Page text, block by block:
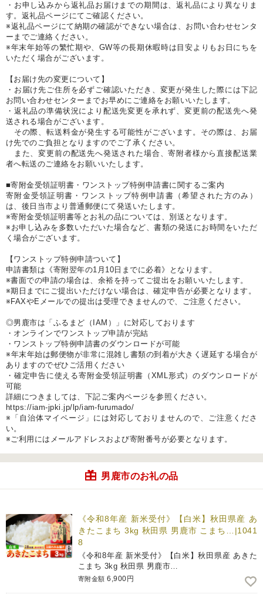
・お申し込みから返礼品お届けまでの期間は、返礼品により異なりま
す。返礼品ページにてご確認ください。
※返礼品ページにて納期の確認ができない場合は、お問い合わせセンタ
ーまでご連絡ください。
※年末年始等の繁忙期や、GW等の長期休暇時は目安よりもお日にちを
いただく場合がございます。
【お届け先の変更について】
・お届け先ご住所を必ずご確認いただき、変更が発生した際には下記
お問い合わせセンターまでお早めにご連絡をお願いいたします。
・返礼品の準備状況により配送先変更を承れず、変更前の配送先へ発
送される場合がございます。
その際、転送料金が発生する可能性がございます。その際は、お届
け先でのご負担となりますのでご了承ください。
また、変更前の配送先へ発送された場合、寄附者様から直接配送業
者へ転送のご連絡をお願いいたします。
■寄附金受領証明書・ワンストップ特例申請書に関するご案内
寄附金受領証明書・ワンストップ特例申請書（希望された方のみ）
は、後日当市より普通郵便にて発送いたします。
※寄附金受領証明書等とお礼の品については、別送となります。
※お申し込みを多数いただいた場合など、書類の発送にお時間をいただ
く場合がございます。
【ワンストップ特例申請ついて】
申請書類は《寄附翌年の1月10日までに必着》となります。
※書面での申請の場合は、余裕を持ってご提出をお願いいたします。
※期日までにご提出いただけない場合は、確定申告が必要となります。
※FAXやEメールでの提出は受理できませんので、ご注意ください。
◎男鹿市は「ふるまど（IAM）」に対応しております
・オンラインでワンストップ申請が完結
・ワンストップ特例申請書のダウンロードが可能
※年末年始は郵便物が非常に混雑し書類の到着が大きく遅延する場合が
ありますのでぜひご活用ください
・確定申告に使える寄附金受領証明書（XML形式）のダウンロードが
可能
詳細につきましては、下記ご案内ページを参照ください。
https://iam-jpki.jp/lp/iam-furumado/
※「自治体マイページ」には対応しておりませんので、ご注意くださ
い。
※ご利用にはメールアドレスおよび寄附番号が必要となります。
男鹿市のお礼の品
《令和8年産 新米受付》【白米】秋田県産 あ
きたこまち 3kg 秋田県 男鹿市 こまち…|1041
8
《令和8年産 新米受付》【白米】秋田県産 あきた
こまち 3kg 秋田県 男鹿市…
寄附金額 6,900円